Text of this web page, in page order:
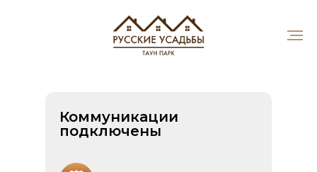
Коммуникации
подключены